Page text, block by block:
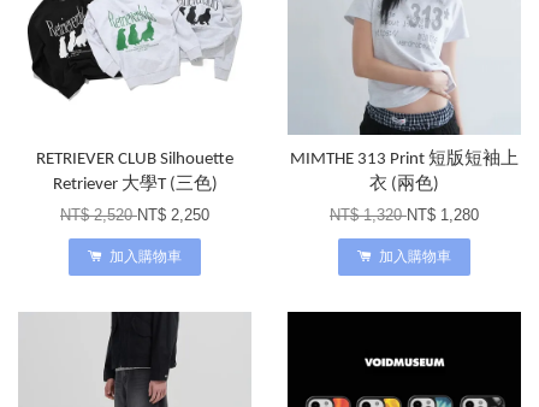
RETRIEVER CLUB Silhouette
Retriever 大學T (三色)
NT$ 2,520NT$ 2,250
加入購物車
MIMTHE 313 Print 短版短袖上
衣 (兩色)
NT$ 1,320NT$ 1,280
加入購物車